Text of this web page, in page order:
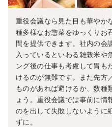
重役会議なら見た目も華やか
種多様なお惣菜をゆっくりお
間を提供できます。社内の会
入っているといわる雑穀米や
ング後の仕事も考慮して胃も
けるのが無難です。また先方
ものがあれば避けるか、数種
ょう。重役会議では事前に情
のを出して失敗しないように
ずに。